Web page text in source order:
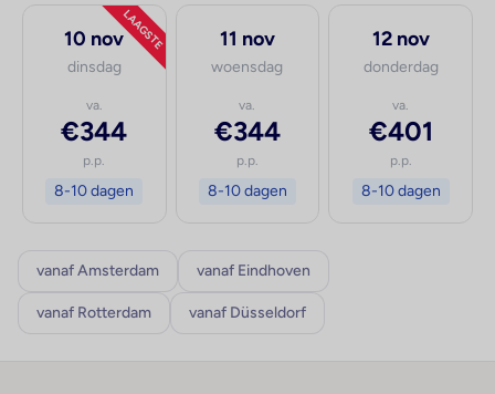
LAAGSTE
10 nov
dinsdag
va.
€344
p.p.
8-10 dagen
11 nov
woensdag
va.
€344
p.p.
8-10 dagen
12 nov
donderdag
va.
€401
p.p.
8-10 dagen
vanaf Amsterdam vanaf Eindhoven
vanaf Rotterdam vanaf Düsseldorf